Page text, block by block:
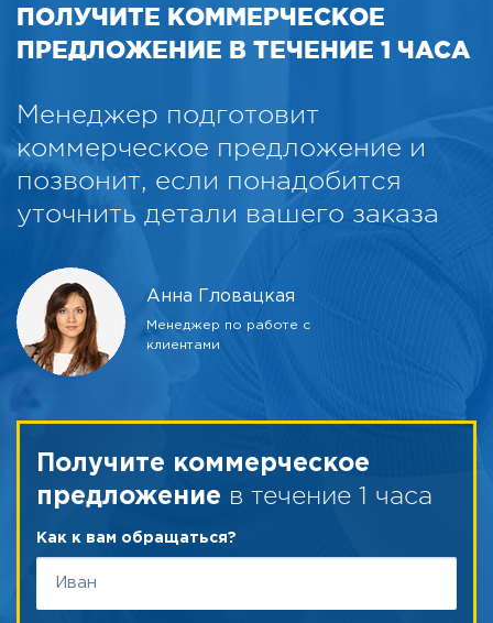
ПОЛУЧИТЕ КОММЕРЧЕСКОЕ
ПРЕДЛОЖЕНИЕ В ТЕЧЕНИЕ 1 ЧАСА
Менеджер подготовит
коммерческое предложение и
позвонит, если понадобится
уточнить детали вашего заказа
Анна Гловацкая
Менеджер по работе с
клиентами
Получите коммерческое
предложение в течение 1 часа
Как к вам обращаться?